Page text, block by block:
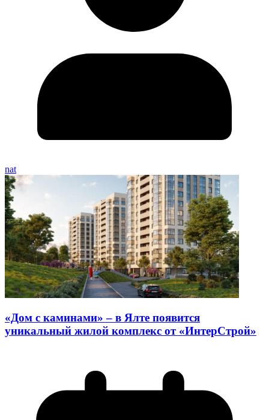
nat
«Дом с каминами» – в Ялте появится
уникальный жилой комплекс от «ИнтерСтрой»